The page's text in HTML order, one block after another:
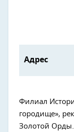
Адрес
Филиал
городище»,
Золотой Орды.